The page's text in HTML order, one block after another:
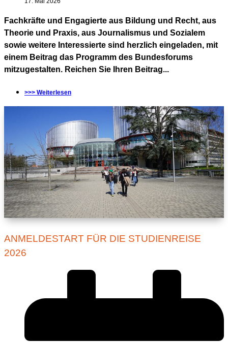
Fachkräfte und Engagierte aus Bildung und Recht, aus
Theorie und Praxis, aus Journalismus und Sozialem
sowie weitere Interessierte sind herzlich eingeladen, mit
einem Beitrag das Programm des Bundesforums
mitzugestalten. Reichen Sie Ihren Beitrag...
>>> Weiterlesen
ANMELDESTART FÜR DIE STUDIENREISE
2026